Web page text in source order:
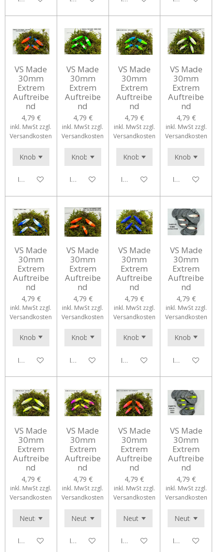
VS Made
30mm
Extrem
Auftreibe
nd
4,79 €
inkl. MwSt zzgl.
Versandkosten
In den Warenkorb
VS Made
30mm
Extrem
Auftreibe
nd
4,79 €
inkl. MwSt zzgl.
Versandkosten
In den Warenkorb
VS Made
30mm
Extrem
Auftreibe
nd
4,79 €
inkl. MwSt zzgl.
Versandkosten
In den Warenkorb
VS Made
30mm
Extrem
Auftreibe
nd
4,79 €
inkl. MwSt zzgl.
Versandkosten
In den
VS Made
30mm
Extrem
Auftreibe
nd
4,79 €
inkl. MwSt zzgl.
Versandkosten
In den Warenkorb
VS Made
30mm
Extrem
Auftreibe
nd
4,79 €
inkl. MwSt zzgl.
Versandkosten
In den Warenkorb
VS Made
30mm
Extrem
Auftreibe
nd
4,79 €
inkl. MwSt zzgl.
Versandkosten
In den Warenkorb
VS Made
30mm
Extrem
Auftreibe
nd
4,79 €
inkl. MwSt zzgl.
Versandkosten
In den
VS Made
30mm
Extrem
Auftreibe
nd
4,79 €
inkl. MwSt zzgl.
Versandkosten
In den Warenkorb
VS Made
30mm
Extrem
Auftreibe
nd
4,79 €
inkl. MwSt zzgl.
Versandkosten
In den Warenkorb
VS Made
30mm
Extrem
Auftreibe
nd
4,79 €
inkl. MwSt zzgl.
Versandkosten
In den Warenkorb
VS Made
30mm
Extrem
Auftreibe
nd
4,79 €
inkl. MwSt zzgl.
Versandkosten
In den